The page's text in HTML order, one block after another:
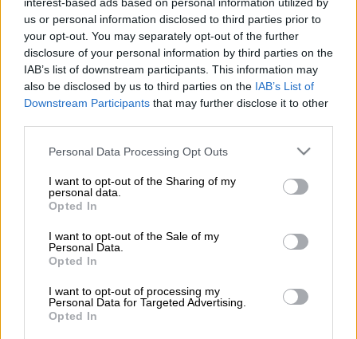
us or personal information disclosed to third parties prior to
your opt-out. You may separately opt-out of the further
disclosure of your personal information by third parties on the
IAB’s list of downstream participants. This information may
also be disclosed by us to third parties on the IAB’s List of
Downstream Participants that may further disclose it to other
Please note that this website/app uses one or more Google
not limited to your visit or usage behaviour. You may click to
grant or deny consent to Google and its third-party tags to
use your data for below specified purposes in below Google
consent section.
Personal Data Processing Opt Outs
I want to opt-out of the Sharing of my
personal data.
Opted In
I want to opt-out of the Sale of my
Personal Data.
Opted In
I want to opt-out of processing my
Personal Data for Targeted Advertising.
Opted In
Η γυναίκα είχε ταξιδέψει από την Αυστρία
στο Σαρμ Ελ Σέιχ και δέχθηκε επίθεση από
καρχαρίαενώ κολυμπούσε σε ακτή.
Ο καρχαρίας τη δάγκωσε σε χέρι και πόδι, με
Στο «φως» έρχεται και
βίντεο
σκληρές εικόνες, δείχνοντας τη στιγμή που
ο καρχαρίας κατασπάραξε την 68χρονη. Το
σοκαριστικό συμβάν παρακολουθούσαν
αυτόπτες μάρτυρες που είχαν επισκεφθεί το
Κάποιοι, χωρίς όμως να τα καταφέρουν,